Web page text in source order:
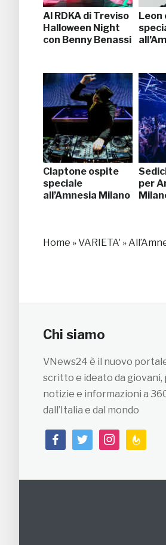
Al RDKA di Treviso
Halloween Night
con Benny Benassi
Leon
Claptone ospite
speciale
all’Amnesia Milano
per
Home »VARIETA' »
Chi siamo
VNews24 è il nuovo
scritto e ideato da giovani,
notizie e informazioni a
dall’Italia e dal mondo
facebooktwitterinstagram